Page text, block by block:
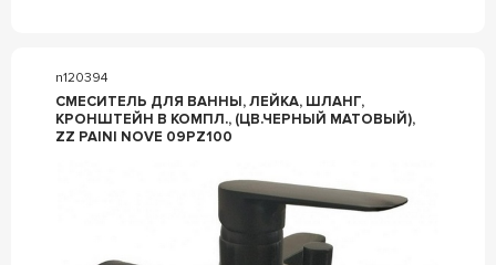
n120394
СМЕСИТЕЛЬ ДЛЯ ВАННЫ, ЛЕЙКА, ШЛАНГ,
КРОНШТЕЙН В КОМПЛ., (ЦВ.ЧЕРНЫЙ МАТОВЫЙ),
ZZ PAINI NOVE 09PZ100